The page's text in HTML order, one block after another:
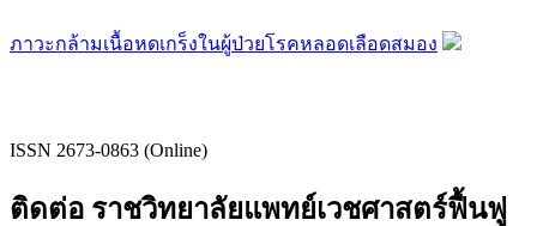
ภาวะกล้ามเนื้อหดเกร็งในผู้ป่วยโรคหลอดเลือดสมอง
ISSN 2673-0863 (Online)
ติดต่อ ราชวิทยาลัยแพทย์เวชศาสตร์ฟื้นฟู